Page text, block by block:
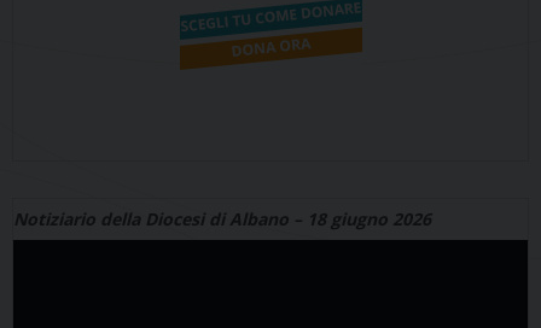
Notiziario della Diocesi di Albano – 18 giugno 2026